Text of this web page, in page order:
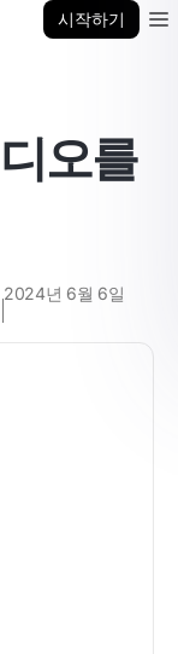
시작하기
오를
2024년 6월 6일